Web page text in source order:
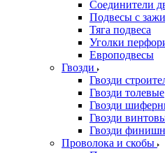
Соединители
Подвесы с
Тяга подвеса
Уголки
Европодвесы
Гвозди
Гвозди
Гвозди толевые
Гвозди
Гвозди
Гвозди
Проволока и скобы